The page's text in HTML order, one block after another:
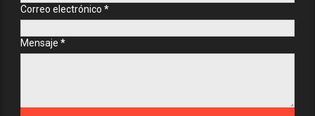
Correo electrónico *
Mensaje *